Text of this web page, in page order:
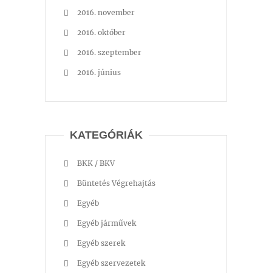
2016. november
2016. október
2016. szeptember
2016. június
KATEGÓRIÁK
BKK / BKV
Büntetés Végrehajtás
Egyéb
Egyéb járművek
Egyéb szerek
Egyéb szervezetek